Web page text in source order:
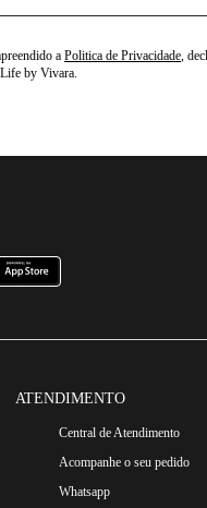
a Politica de Privacidade,
by Vivara.
ATENDIMENTO
Central de Atendimento
Acompanhe o seu pedido
Whatsapp